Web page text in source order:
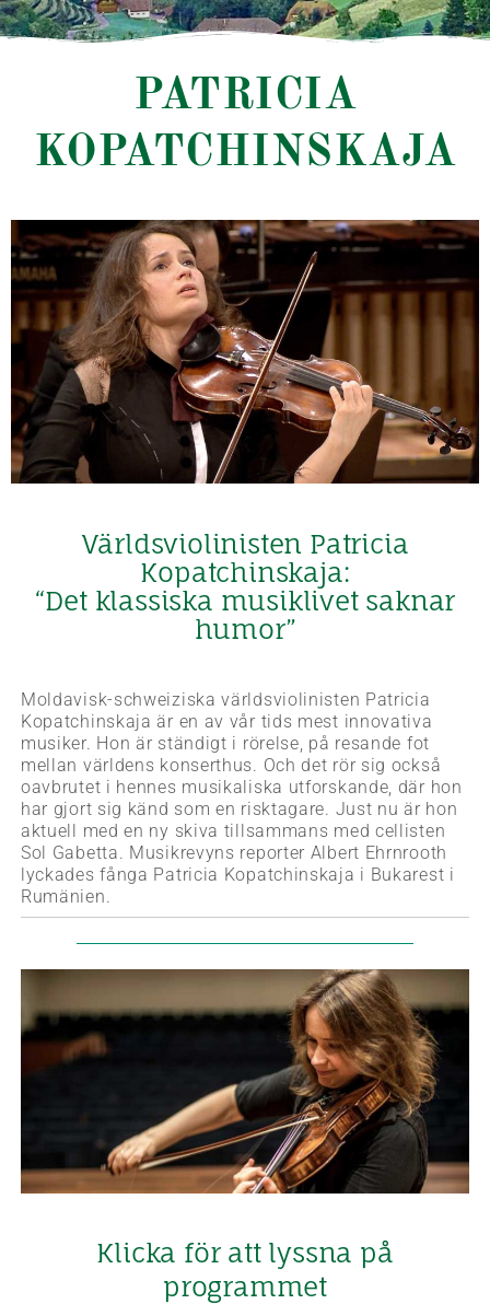
PATRICIA
KOPATCHINSKAJA
Världsviolinisten Patricia
Kopatchinskaja:
“Det klassiska musiklivet saknar
humor”
Moldavisk-schweiziska världsviolinisten Patricia
Kopatchinskaja är en av vår tids mest innovativa
musiker. Hon är ständigt i rörelse, på resande fot
mellan världens konserthus. Och det rör sig också
oavbrutet i hennes musikaliska utforskande, där hon
har gjort sig känd som en risktagare. Just nu är hon
aktuell med en ny skiva tillsammans med cellisten
Sol Gabetta. Musikrevyns reporter Albert Ehrnrooth
lyckades fånga Patricia Kopatchinskaja i Bukarest i
Rumänien.
Klicka för att lyssna på
programmet​